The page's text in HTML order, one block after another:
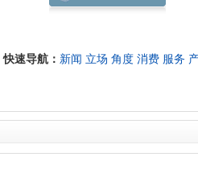
快速导航： 新闻 立场 角度 消费 服务